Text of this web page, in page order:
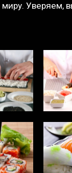
Уверяем,